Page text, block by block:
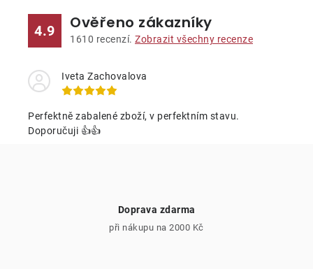
4.9 Ověřeno zákazníky
1610 recenzí. Zobrazit všechny recenze
Iveta Zachovalova
Perfektně zabalené zboží, v perfektním stavu.
Doporučuji 👍👍
Doprava zdarma
při nákupu na 2000 Kč